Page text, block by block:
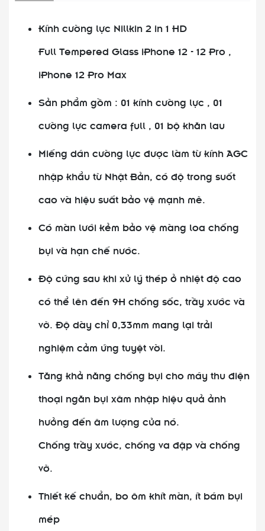
Kính cường lực Nillkin 2 in 1 HD
Full Tempered Glass iPhone 12 - 12 Pro ,
iPhone 12 Pro Max
Sản phẩm gồm : 01 kính cường lực , 01
cường lực camera full , 01 bộ khăn lau
Miếng dán cường lực được làm từ kính AGC
nhập khẩu từ Nhật Bản, có độ trong suốt
cao và hiệu suất bảo vệ mạnh mẽ.
Có màn lưới kẻm bảo vệ màng loa chống
bụi và hạn chế nước.
Độ cứng sau khi xử lý thép ở nhiệt độ cao
có thể lên đến 9H chống sốc, trầy xước và
vỡ. Độ dày chỉ 0,33mm mang lại trải
nghiệm cảm ứng tuyệt vời.
Tăng khả năng chống bụi cho máy thu điện
thoại ngăn bụi xâm nhập hiệu quả ảnh
hưởng đến âm lượng của nó.
Chống trầy xước, chống va đập và chống
vỡ.
Thiết kế chuẩn, bo ôm khít màn, ít bám bụi
mép